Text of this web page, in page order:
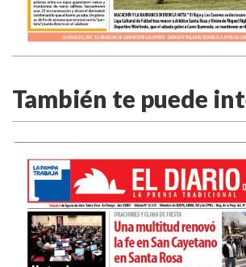
También te puede